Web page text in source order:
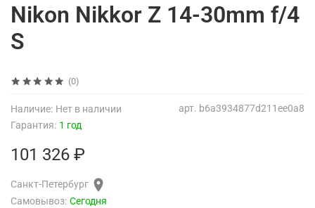
(0)
арт. b6a3934877d211ee0a8
Наличие: Нет в наличии
Гарантия: 1 год
Nikon Nikkor Z 14-30mm f/4
S
101 326 ₽
Санкт-Петербург
Самовывоз: Сегодня